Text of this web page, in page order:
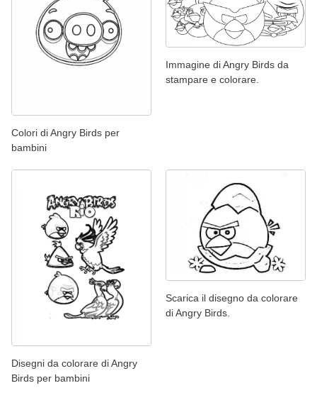
Colori di Angry Birds per
bambini
Immagine di Angry Birds da
stampare e colorare.
Disegni da colorare di Angry
Birds per bambini
Scarica il disegno da colorare
di Angry Birds.